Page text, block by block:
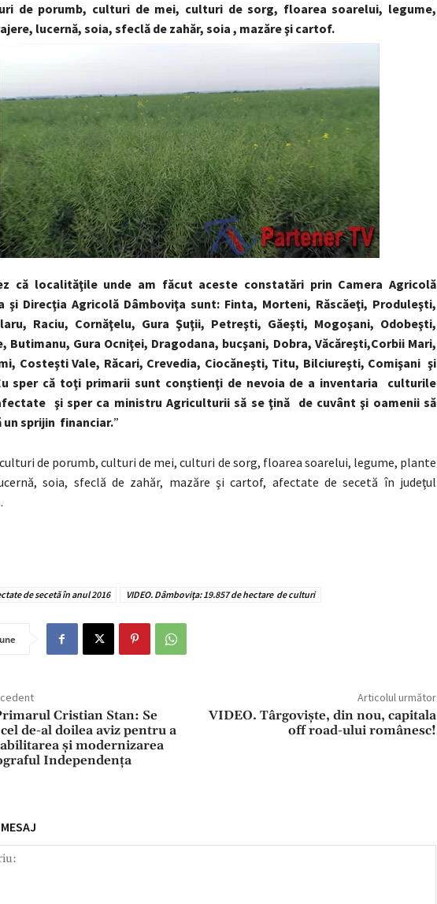
de porumb, culturi de mei, culturi de sorg, floarea soarelui, legume,
lucernă, soia, sfeclă de zahăr, soia , mazăre şi cartof.
că localităţile unde am făcut aceste constatări prin Camera Agricolă
şi Direcţia Agricolă Dâmboviţa sunt: Finta, Morteni, Răscăeţi, Produleşti,
Raciu, Cornăţelu, Gura Şuţii, Petreşti, Găeşti, Mogoşani, Odobeşti,
Butimanu, Gura Ocniţei, Dragodana, bucşani, Dobra, Văcăreşti,Corbii Mari,
Costeşti Vale, Răcari, Crevedia, Ciocăneşti, Titu, Bilciureşti, Comişani şi
sper că toţi primarii sunt conştienţi de nevoia de a inventaria culturile
şi sper ca ministru Agriculturii să se ţină de cuvânt şi oamenii să
un sprijin financiar.”
de porumb, culturi de mei, culturi de sorg, floarea soarelui, legume, plante
soia, sfeclă de zahăr, mazăre şi cartof, afectate de secetă în judeţul
de secetă în anul 2016 VIDEO. Dâmboviţa: 19.857 de hectare de culturi
Cristian Stan: Se
de-al doilea aviz pentru a
şi modernizarea
Independența
Articolul următor
VIDEO. Târgoviște, din nou, capitala
off road-ului românesc!